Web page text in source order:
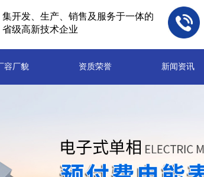
集开发、生产、销售及服务于一体的
省级高新技术企业
容厂貌 资质荣誉 新闻资讯